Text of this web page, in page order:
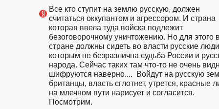
Все кто ступит на землю русскую, должен
считаться оккупантом и агрессором. И страна
которая ввела туда войска подлежит
безоговорочному уничтожению. Но для этого
стране должны сидеть во власти русские
которым не безразлична судьба России и
народа. Сейчас таких там что-то не очень
шифруются наверно....  Войдут на русскую
британцы, власть сглотнет, утрется, красные
на млечном пути нарисует и согласится.
Посмотрим.